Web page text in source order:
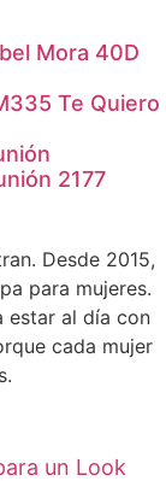
Mora 40D
Te Quiero
2177
Desde 2015,
para mujeres.
estar al día con
cada mujer
un Look